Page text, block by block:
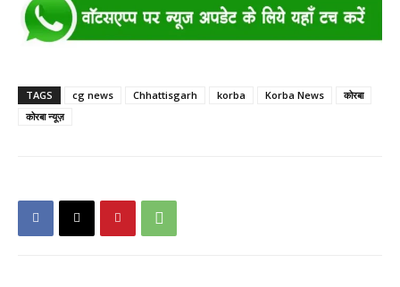
TAGS cg news Chhattisgarh korba Korba News
कोरबा
कोरबा न्यूज़